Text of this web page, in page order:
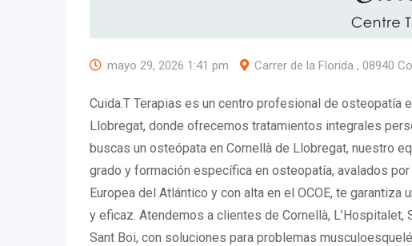
mayo 29, 2026 1:41 pm Carrer de la Florida , 08940
Cuida.T Terapias es un centro profesional de osteopatía
Llobregat, donde ofrecemos tratamientos integrales
buscas un osteópata en Cornellà de Llobregat, nuestro
grado y formación específica en osteopatía, avalados
Europea del Atlántico y con alta en el OCOE, te garantiza
y eficaz. Atendemos a clientes de Cornellà, L’Hospitalet,
Sant Boi, con soluciones para problemas